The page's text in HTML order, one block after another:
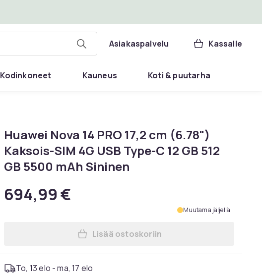
Asiakaspalvelu Kassalle
Kodinkoneet Kauneus Koti & puutarha
Huawei Nova 14 PRO 17,2 cm (6.78")
Kaksois-SIM 4G USB Type-C 12 GB 512
GB 5500 mAh Sininen
694,99 €
Muutama jäljellä
Lisää Huawei Nova 14 PRO 17,2 cm
Lisää ostoskoriin
To, 13 elo - ma, 17 elo